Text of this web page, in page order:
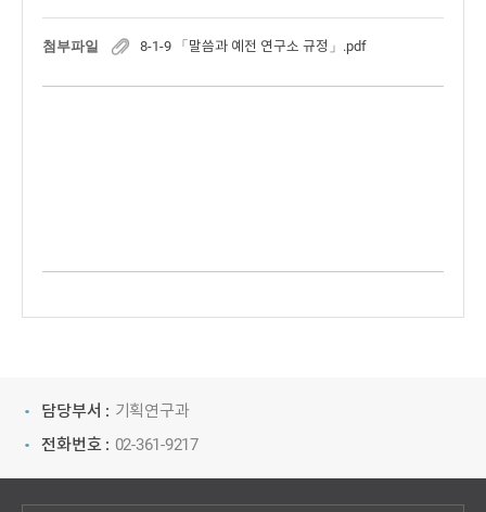
첨부파일 8-1-9 「말씀과 예전 연구소 규정」.pdf
담당부서 : 기획연구과
전화번호 : 02-361-9217